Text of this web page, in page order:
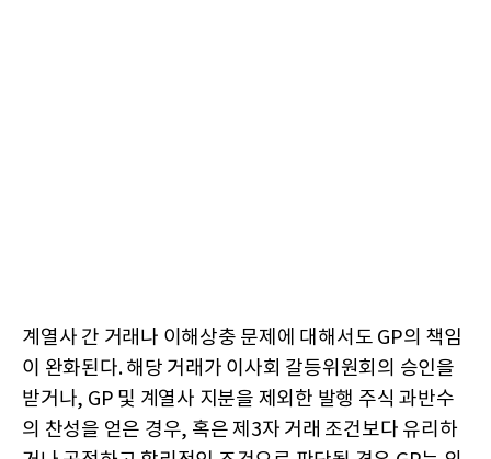
계열사 간 거래나 이해상충 문제에 대해서도 GP의 책임
이 완화된다. 해당 거래가 이사회 갈등위원회의 승인을
받거나, GP 및 계열사 지분을 제외한 발행 주식 과반수
의 찬성을 얻은 경우, 혹은 제3자 거래 조건보다 유리하